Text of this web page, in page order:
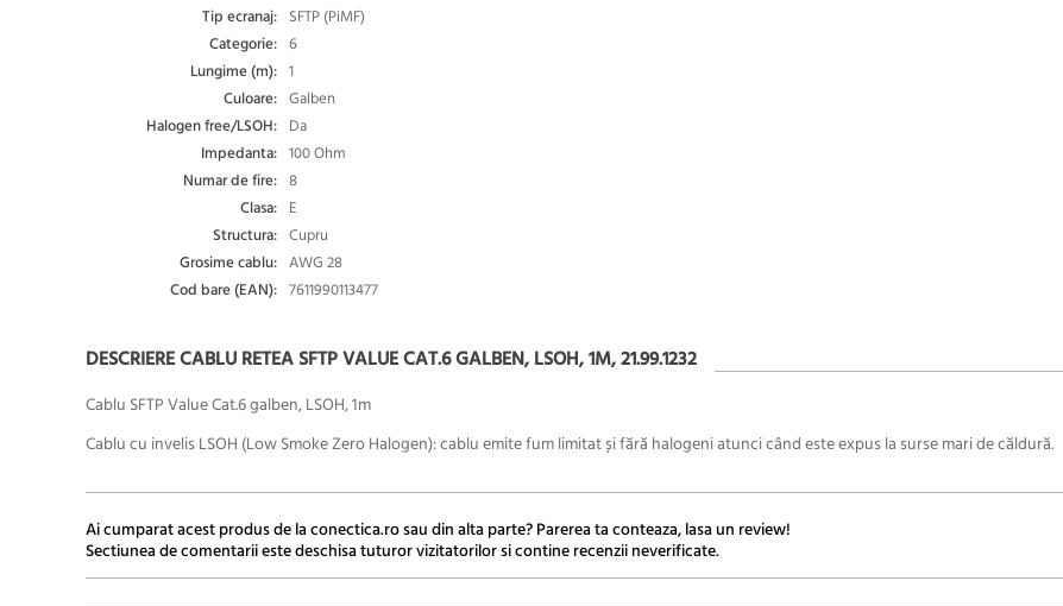
Tip ecranaj: SFTP (PiMF)
Categorie: 6
Lungime (m): 1
Culoare: Galben
Halogen free/LSOH: Da
Impedanta: 100 Ohm
Numar de fire: 8
Clasa: E
Structura: Cupru
Grosime cablu: AWG 28
Cod bare (EAN): 7611990113477
DESCRIERE CABLU RETEA SFTP VALUE CAT.6 GALBEN, LSOH, 1M, 21.99.1232
Cablu SFTP Value Cat.6 galben, LSOH, 1m
Cablu cu invelis LSOH (Low Smoke Zero Halogen): cablu emite fum limitat și fără halogeni atunci când este expus la surse mari de căldură.
Ai cumparat acest produs de la conectica.ro sau din alta parte? Parerea ta conteaza, lasa un review!
Sectiunea de comentarii este deschisa tuturor vizitatorilor si contine recenzii neverificate.